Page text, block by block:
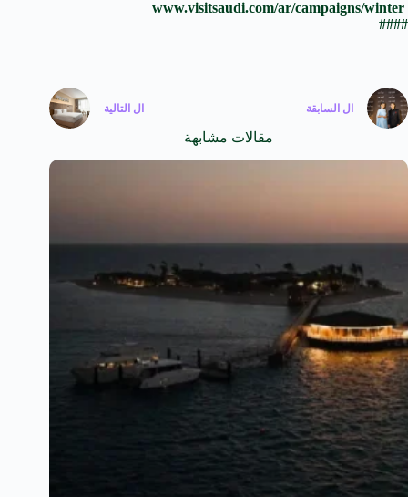
####
ال السابقة ال التالية
مقالات مشابهة